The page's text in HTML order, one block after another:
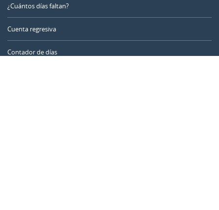
¿Cuántos días faltan?
Cuenta regresiva
Contador de días